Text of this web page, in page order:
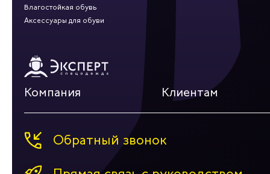
Влагостойкая обувь
Аксессуары для обуви
Компания Клиентам
Обратный звонок